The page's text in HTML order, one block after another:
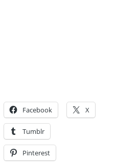
Facebook X
Tumblr
Pinterest